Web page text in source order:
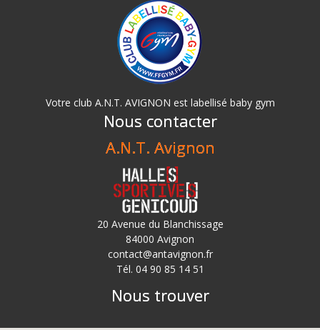
Votre club A.N.T. AVIGNON est labellisé baby gym
Nous contacter
A.N.T. Avignon
20 Avenue du Blanchissage
84000 Avignon
contact@antavignon.fr
Tél. 04 90 85 14 51
Nous trouver